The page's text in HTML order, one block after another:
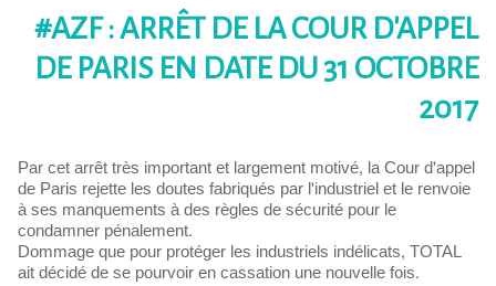
#AZF : ARRÊT DE LA COUR D'APPEL
DE PARIS EN DATE DU 31 OCTOBRE
2017
Par cet arrêt très important et largement motivé, la Cour d'appel
de Paris rejette les doutes fabriqués par l'industriel et le renvoie
à ses manquements à des règles de sécurité pour le
condamner pénalement.
Dommage que pour protéger les industriels indélicats, TOTAL
ait décidé de se pourvoir en cassation une nouvelle fois.